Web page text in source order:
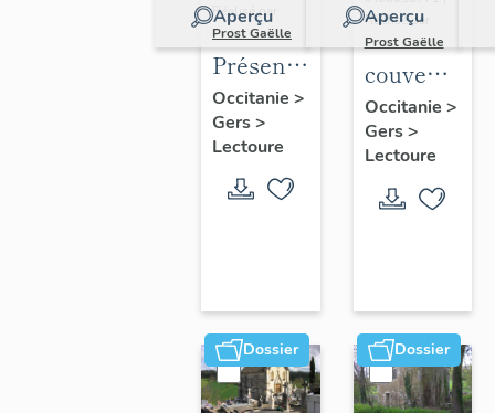
Aperçu
Réalisé par
Prost Gaëlle
Présentation
de la
commune
de
Lectoure
Occitanie >
Gers>
Lectoure
Aperçu
Réalisé par
Prost Gaëlle
couvent
des
Capucins
Occitanie >
Gers>
Lectoure
Dossier Dossier